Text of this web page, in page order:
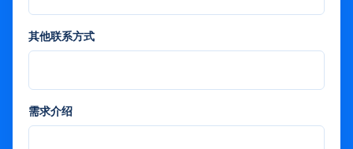
其他联系方式
需求介绍